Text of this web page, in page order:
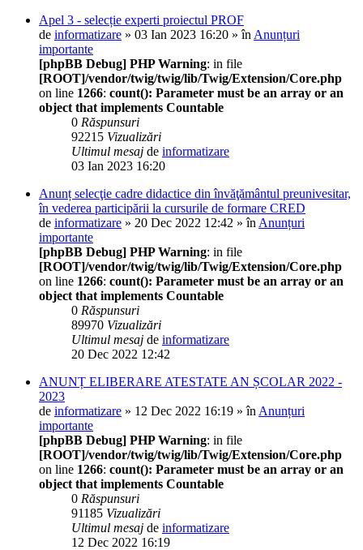
Apel 3 - selecție experti proiectul PROF
de informatizare » 03 Ian 2023 16:20 » în Anunțuri
importante
[phpBB Debug] PHP Warning: in file
[ROOT]/vendor/twig/twig/lib/Twig/Extension/Core.php
on line 1266: count(): Parameter must be an array or an
object that implements Countable
0 Răspunsuri
92215 Vizualizări
Ultimul mesaj de informatizare
03 Ian 2023 16:20
Anunț selecţie cadre didactice din învăţământul preunivesitar,
în vederea participării la cursurile de formare CRED
de informatizare » 20 Dec 2022 12:42 » în Anunțuri
importante
[phpBB Debug] PHP Warning: in file
[ROOT]/vendor/twig/twig/lib/Twig/Extension/Core.php
on line 1266: count(): Parameter must be an array or an
object that implements Countable
0 Răspunsuri
89970 Vizualizări
Ultimul mesaj de informatizare
20 Dec 2022 12:42
ANUNȚ ELIBERARE ATESTATE AN ȘCOLAR 2022 -
2023
de informatizare » 12 Dec 2022 16:19 » în Anunțuri
importante
[phpBB Debug] PHP Warning: in file
[ROOT]/vendor/twig/twig/lib/Twig/Extension/Core.php
on line 1266: count(): Parameter must be an array or an
object that implements Countable
0 Răspunsuri
91185 Vizualizări
Ultimul mesaj de informatizare
12 Dec 2022 16:19